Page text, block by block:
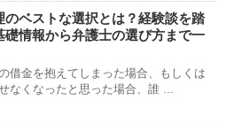
のベストな選択とは？経験談を踏
礎情報から弁護士の選び方まで一
借金を抱えてしまった場合、もしくは
なくなったと思った場合、誰 ...